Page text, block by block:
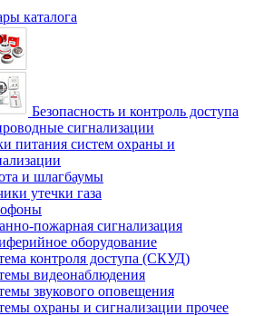
каталога
Безопасность и контроль доступа
сигнализации
питания систем охраны и
и шлагбаумы
утечки газа
пожарная сигнализация
оборудование
контроля доступа (СКУД)
видеонаблюдения
звукового оповещения
охраны и сигнализации прочее